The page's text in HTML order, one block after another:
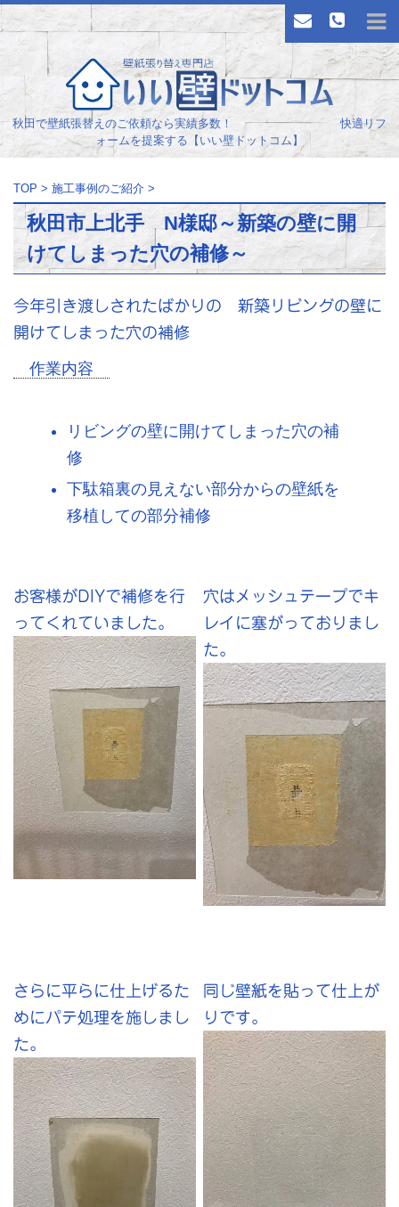
秋田で壁紙張替えのご依頼なら実績多数！ 快適リフ
ォームを提案する【いい壁ドットコム】
TOP > 施工事例のご紹介 >
秋田市上北手 N様邸～新築の壁に開
けてしまった穴の補修～
今年引き渡しされたばかりの 新築リビングの壁に
開けてしまった穴の補修
作業内容
リビングの壁に開けてしまった穴の補
修
下駄箱裏の見えない部分からの壁紙を
移植しての部分補修
お客様がDIYで補修を行
ってくれていました。
穴はメッシュテープでキ
レイに塞がっておりまし
た。
さらに平らに仕上げるた
めにパテ処理を施しまし
た。
同じ壁紙を貼って仕上が
りです。